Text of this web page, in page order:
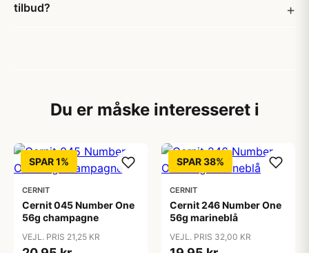
tilbud?
Du er måske interesseret i
SPAR 1%
CERNIT
Cernit 045 Number One
56g champagne
VEJL. PRIS 21,25 KR
SPAR 38%
CERNIT
Cernit 246 Number One
56g marineblå
VEJL. PRIS 32,00 KR